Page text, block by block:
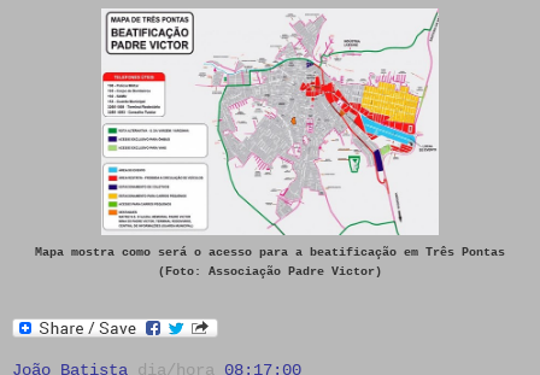
Mapa mostra como será o acesso para a beatificação em Três Pontas
(Foto: Associação Padre Victor)
João Batista dia/hora 08:17:00